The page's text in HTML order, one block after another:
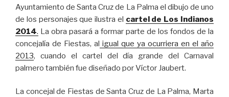
Ayuntamiento de Santa Cruz de La Palma el dibujo de uno
de los personajes que ilustra el cartel de Los Indianos
2014. La obra pasará a formar parte de los fondos de la
concejalía de Fiestas, al igual que ya ocurriera en el año
2013, cuando el cartel del día grande del Carnaval
palmero también fue diseñado por Víctor Jaubert.
La concejal de Fiestas de Santa Cruz de La Palma, Marta